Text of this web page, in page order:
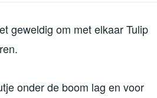
geweldig om met elkaar Tulip
onder de boom lag en voor